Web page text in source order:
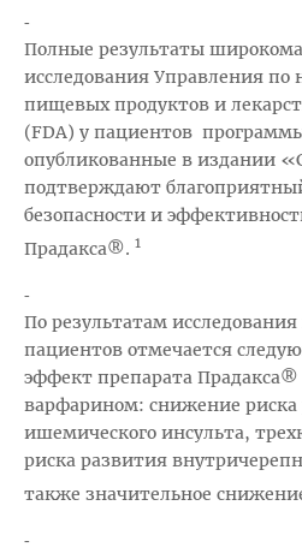
-
Полные результаты
исследования Управления по
пищевых продуктов и
(FDA) у пациентов
опубликованные в издании
подтверждают
безопасности и
Прадакса®. 1
-
По результатам исследования
пациентов отмечается
эффект препарата
варфарином: снижение риска
ишемического инсульта,
риска развития
также значительное
-